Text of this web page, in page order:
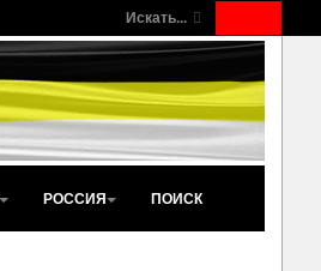
Искать...
РОССИЯ ПОИСК